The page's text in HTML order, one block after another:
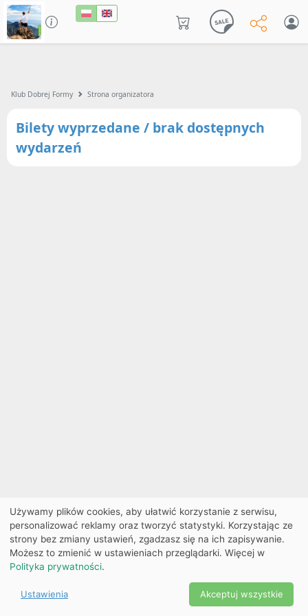
Klub Dobrej Formy Strona organizatora
Bilety wyprzedane / brak dostępnych
wydarzeń
Ekobilet2026 |
Ustawienia
cookies
2026
Używamy plików cookies, aby ułatwić korzystanie z serwisu,
personalizować reklamy oraz tworzyć statystyki. Korzystając ze
strony bez zmiany ustawień, zgadzasz się na ich zapisywanie.
Możesz to zmienić w ustawieniach przeglądarki. Więcej w
Polityka prywatności.
Ustawienia Akceptuj wszystkie